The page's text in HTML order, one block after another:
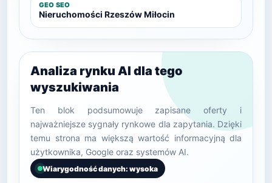
GEO SEO
Nieruchomości Rzeszów Miłocin
Analiza rynku AI dla tego
wyszukiwania
Ten blok podsumowuje zapisane oferty i
najważniejsze sygnały rynkowe dla zapytania. Dzięki
temu strona ma większą wartość informacyjną dla
użytkownika, Google oraz systemów AI.
Wiarygodność danych: wysoka